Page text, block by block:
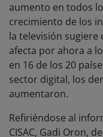
aumento en todos
crecimiento de los
la televisión sugiere
afecta por ahora a
en 16 de los 20
sector digital, los
aumentaron.
Refiriéndose al
CISAC, Gadi Oron,